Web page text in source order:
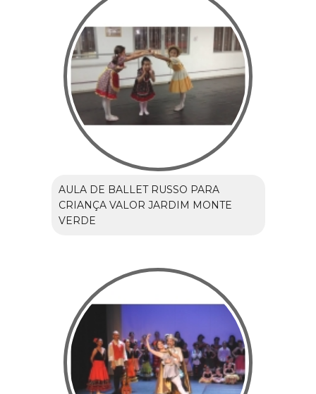
AULA DE BALLET RUSSO PARA
CRIANÇA VALOR JARDIM MONTE
VERDE